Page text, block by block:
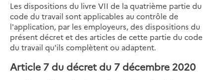
Les dispositions du livre VII de la quatrième partie du
code du travail sont applicables au contrôle de
l'application, par les employeurs, des dispositions du
présent décret et des articles de cette partie du code
du travail qu'ils complètent ou adaptent.
Article 7 du décret du 7 décembre 2020